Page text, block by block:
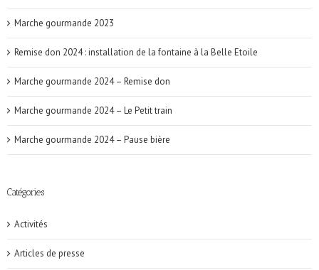
Marche gourmande 2023
Remise don 2024 : installation de la fontaine à la Belle Etoile
Marche gourmande 2024 – Remise don
Marche gourmande 2024 – Le Petit train
Marche gourmande 2024 – Pause bière
Catégories
Activités
Articles de presse